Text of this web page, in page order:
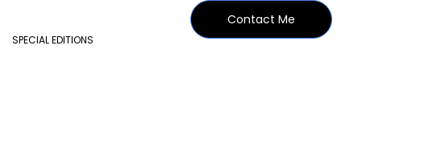
SPECIAL EDITIONS
Contact Me